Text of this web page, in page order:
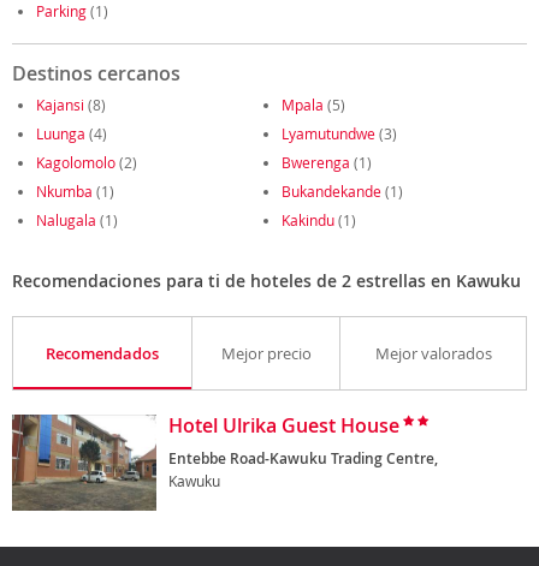
Parking(1)
Destinos cercanos
Kajansi (8) Mpala (5)
Luunga (4) Lyamutundwe(3)
Kagolomolo(2) Bwerenga (1)
Nkumba (1) Bukandekande(1)
Nalugala (1) Kakindu(1)
Recomendaciones para ti de hoteles de 2 estrellas en Kawuku
Recomendados Mejor precio Mejor valorados
Hotel Ulrika Guest House
Entebbe Road-Kawuku Trading Centre,
Kawuku